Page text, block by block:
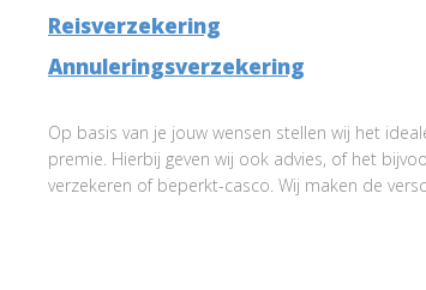
Reisverzekering
Annuleringsverzekering
Op basis van je jouw wensen stellen wij het
premie. Hierbij geven wij ook advies, of het
verzekeren of beperkt-casco. Wij maken de